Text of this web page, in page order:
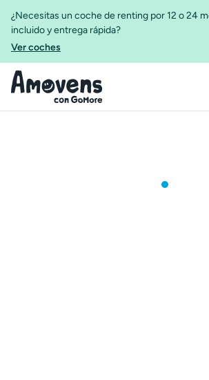
¿Necesitas un coche de renting por 12 o 24
incluido y entrega rápida?
Ver coches